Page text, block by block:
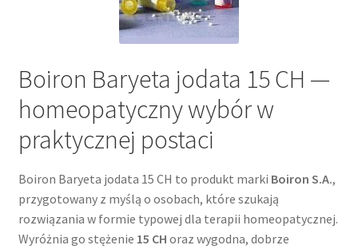
Boiron Baryeta jodata 15 CH —
homeopatyczny wybór w
praktycznej postaci
Boiron Baryeta jodata 15 CH to produkt marki Boiron S.A.,
przygotowany z myślą o osobach, które szukają
rozwiązania w formie typowej dla terapii homeopatycznej.
Wyróżnia go stężenie 15 CH oraz wygodna, dobrze